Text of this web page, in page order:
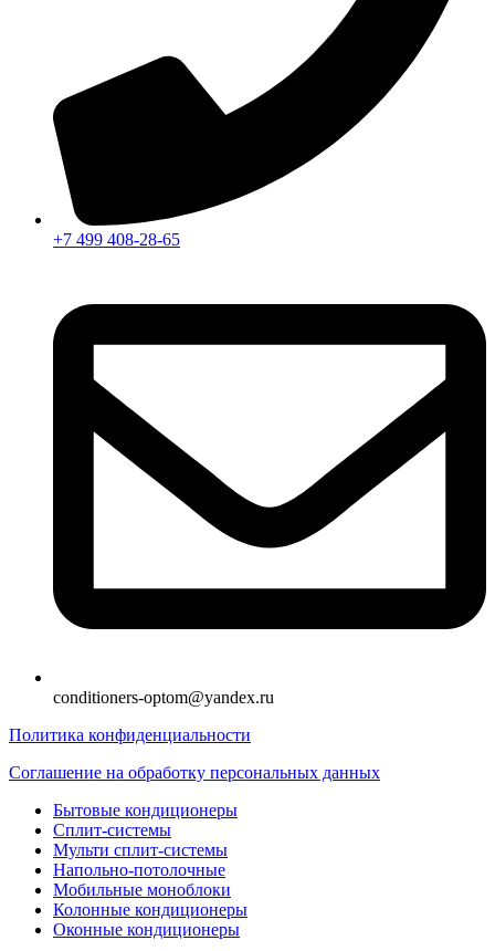
+7 499 408-28-65
conditioners-optom@yandex.ru
Политика конфиденциальности
Соглашение на обработку персональных данных
Бытовые кондиционеры
Сплит-системы
Мульти сплит-системы
Напольно-потолочные
Мобильные моноблоки
Колонные кондиционеры
Оконные кондиционеры